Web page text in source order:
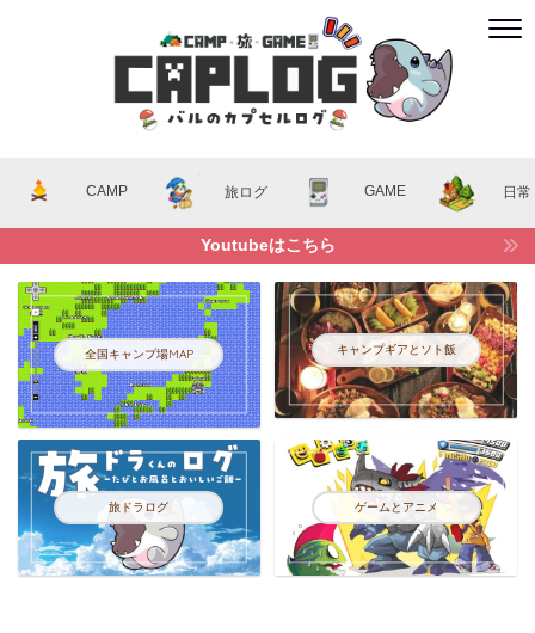
CAMP 旅ログ GAME 日常
Youtubeはこちら
全国キャンプ場MAP キャンプギアとソト飯
旅ドラログ ゲームとアニメ